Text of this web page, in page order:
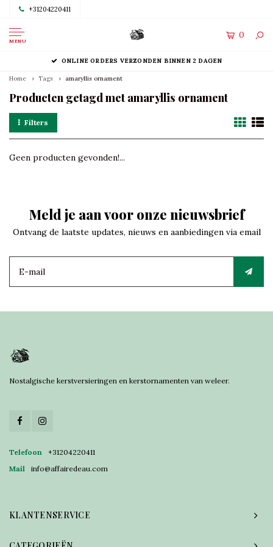
+31204220411
MENU
0
ONLINE ORDERS VERZONDEN BINNEN 2 DAGEN
Home Tags amaryllis ornament
Producten getagd met amaryllis ornament
Filters
Geen producten gevonden!...
Meld je aan voor onze nieuwsbrief
Ontvang de laatste updates, nieuws en aanbiedingen via email
Nostalgische kerstversieringen en kerstornamenten van weleer.
Telefoon
+31204220411
Mail
info@affairedeau.com
KLANTENSERVICE